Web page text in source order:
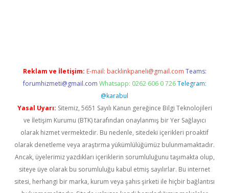
Reklam ve İletişim: E-mail: backlinkpaneli@gmail.com Teams:
forumhizmeti@gmail.com Whatsapp: 0262 606 0 726 Telegram:
@karabul
Yasal Uyarı: Sitemiz, 5651 Sayılı Kanun gereğince Bilgi Teknolojileri
ve İletişim Kurumu (BTK) tarafından onaylanmış bir Yer Sağlayıcı
olarak hizmet vermektedir. Bu nedenle, sitedeki içerikleri proaktif
olarak denetleme veya araştırma yükümlülüğümüz bulunmamaktadır.
Ancak, üyelerimiz yazdıkları içeriklerin sorumluluğunu taşımakta olup,
siteye üye olarak bu sorumluluğu kabul etmiş sayılırlar. Bu internet
sitesi, herhangi bir marka, kurum veya şahıs şirketi ile hiçbir bağlantısı